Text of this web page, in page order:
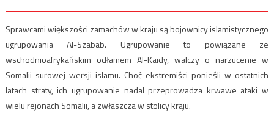
Sprawcami większości zamachów w kraju są bojownicy islamistycznego
ugrupowania Al-Szabab. Ugrupowanie to powiązane ze
wschodnioafrykańskim odłamem Al-Kaidy, walczy o narzucenie w
Somalii surowej wersji islamu. Choć ekstremiści ponieśli w ostatnich
latach straty, ich ugrupowanie nadal przeprowadza krwawe ataki w
wielu rejonach Somalii, a zwłaszcza w stolicy kraju.